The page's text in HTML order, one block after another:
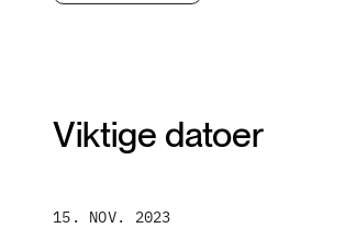
Viktige datoer
15. NOV. 2023